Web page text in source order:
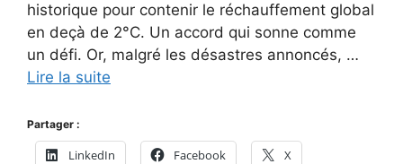
historique pour contenir le réchauffement global
en deçà de 2°C. Un accord qui sonne comme
un défi. Or, malgré les désastres annoncés, …
Lire la suite
Partager :
LinkedIn Facebook X